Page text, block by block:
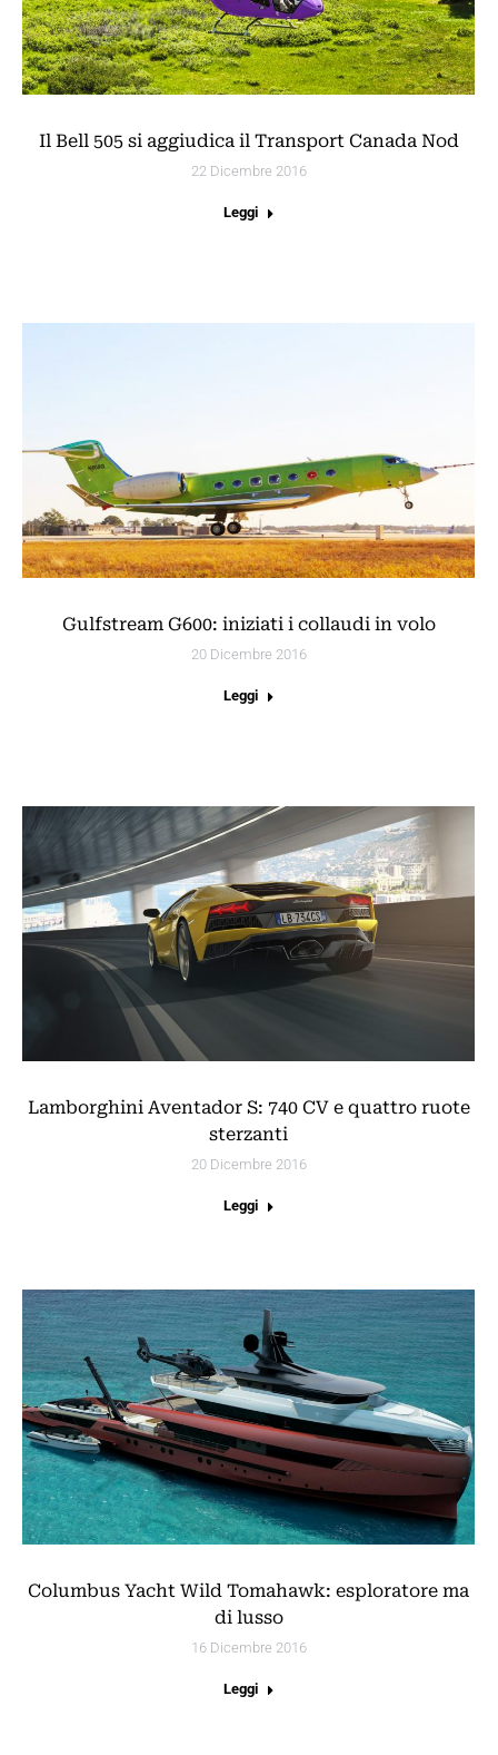
Il Bell 505 si aggiudica il Transport Canada Nod
22 Dicembre 2016
Leggi
Gulfstream G600: iniziati i collaudi in volo
20 Dicembre 2016
Leggi
Lamborghini Aventador S: 740 CV e quattro ruote
sterzanti
20 Dicembre 2016
Leggi
Columbus Yacht Wild Tomahawk: esploratore ma
di lusso
16 Dicembre 2016
Leggi